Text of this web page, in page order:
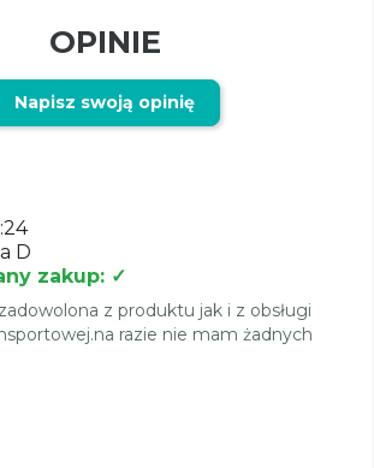
OPINIE
Napisz swoją opinię
D
zakup: ✓
z produktu jak i z obsługi
razie nie mam żadnych